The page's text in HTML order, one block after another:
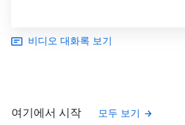
비디오 대화록 보기
여기에서 시작 모두 보기